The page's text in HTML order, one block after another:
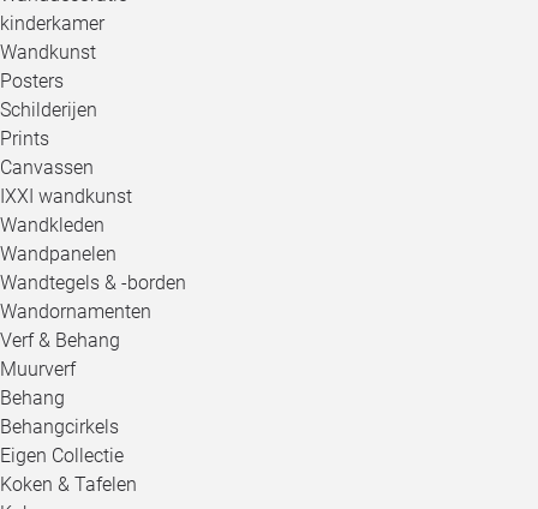
kinderkamer
Wandkunst
Posters
Schilderijen
Prints
Canvassen
IXXI wandkunst
Wandkleden
Wandpanelen
Wandtegels & -borden
Wandornamenten
Verf & Behang
Muurverf
Behang
Behangcirkels
Eigen Collectie
Koken & Tafelen